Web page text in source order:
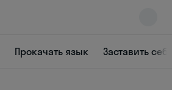
Прокачать язык Заставить